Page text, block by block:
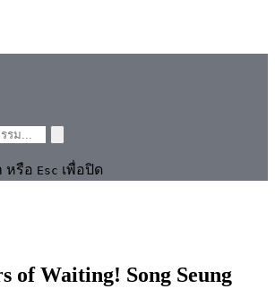
หรือ Esc เพื่อปิด
of Waiting! Song Seung